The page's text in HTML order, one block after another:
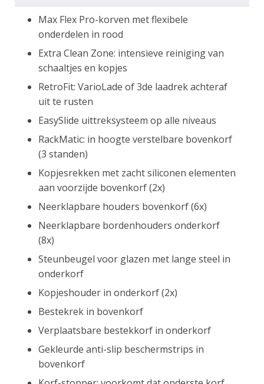
Max Flex Pro-korven met flexibele
onderdelen in rood
Extra Clean Zone: intensieve reiniging van
schaaltjes en kopjes
RetroFit: VarioLade of 3de laadrek achteraf
uit te rusten
EasySlide uittreksysteem op alle niveaus
RackMatic: in hoogte verstelbare bovenkorf
(3 standen)
Kopjesrekken met zacht siliconen elementen
aan voorzijde bovenkorf (2x)
Neerklapbare houders bovenkorf (6x)
Neerklapbare bordenhouders onderkorf
(8x)
Steunbeugel voor glazen met lange steel in
onderkorf
Kopjeshouder in onderkorf (2x)
Bestekrek in bovenkorf
Verplaatsbare bestekkorf in onderkorf
Gekleurde anti-slip beschermstrips in
bovenkorf